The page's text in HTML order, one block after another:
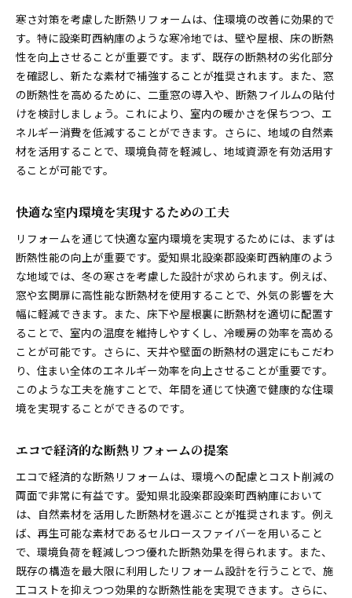
寒さ対策を考慮した断熱リフォームは、住環境の改善に効果的で
す。特に設楽町西納庫のような寒冷地では、壁や屋根、床の断熱
性を向上させることが重要です。まず、既存の断熱材の劣化部分
を確認し、新たな素材で補強することが推奨されます。また、窓
の断熱性を高めるために、二重窓の導入や、断熱フイルムの貼付
けを検討しましょう。これにより、室内の暖かさを保ちつつ、エ
ネルギー消費を低減することができます。さらに、地域の自然素
材を活用することで、環境負荷を軽減し、地域資源を有効活用す
ることが可能です。
快適な室内環境を実現するための工夫
リフォームを通じて快適な室内環境を実現するためには、まずは
断熱性能の向上が重要です。愛知県北設楽郡設楽町西納庫のよう
な地域では、冬の寒さを考慮した設計が求められます。例えば、
窓や玄関扉に高性能な断熱材を使用することで、外気の影響を大
幅に軽減できます。また、床下や屋根裏に断熱材を適切に配置す
ることで、室内の温度を維持しやすくし、冷暖房の効率を高める
ことが可能です。さらに、天井や壁面の断熱材の選定にもこだわ
り、住まい全体のエネルギー効率を向上させることが重要です。
このような工夫を施すことで、年間を通じて快適で健康的な住環
境を実現することができるのです。
エコで経済的な断熱リフォームの提案
エコで経済的な断熱リフォームは、環境への配慮とコスト削減の
両面で非常に有益です。愛知県北設楽郡設楽町西納庫において
は、自然素材を活用した断熱材を選ぶことが推奨されます。例え
ば、再生可能な素材であるセルロースファイバーを用いること
で、環境負荷を軽減しつつ優れた断熱効果を得られます。また、
既存の構造を最大限に利用したリフォーム設計を行うことで、施
工コストを抑えつつ効果的な断熱性能を実現できます。さらに、